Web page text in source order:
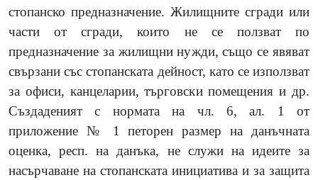
стопанско предназначение. Жилищните сгради или
части от сгради, които не се ползват по
предназначение за жилищни нужди, също се явяват
свързани със стопанската дейност, като се използват
за офиси, канцеларии, търговски помещения и др.
Създаденият с нормата на чл. 6, ал. 1 от
приложение № 1 петорен размер на данъчната
оценка, респ. на данъка, не служи на идеите за
насърчаване на стопанската инициатива и за защита